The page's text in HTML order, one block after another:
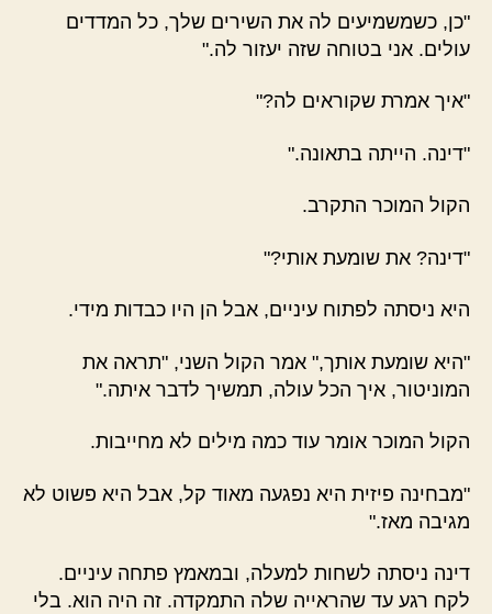
"כן, כשמשמיעים לה את השירים שלך, כל המדדים
עולים. אני בטוחה שזה יעזור לה."
"איך אמרת שקוראים לה?"
"דינה. הייתה בתאונה."
הקול המוכר התקרב.
"דינה? את שומעת אותי?"
היא ניסתה לפתוח עיניים, אבל הן היו כבדות מידי.
"היא שומעת אותך," אמר הקול השני, "תראה את
המוניטור, איך הכל עולה, תמשיך לדבר איתה."
הקול המוכר אומר עוד כמה מילים לא מחייבות.
"מבחינה פיזית היא נפגעה מאוד קל, אבל היא פשוט לא
מגיבה מאז."
דינה ניסתה לשחות למעלה, ובמאמץ פתחה עיניים.
לקח רגע עד שהראייה שלה התמקדה. זה היה הוא. בלי